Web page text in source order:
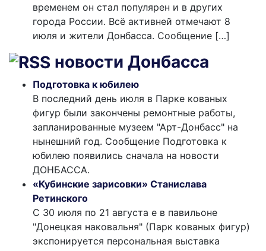
временем он стал популярен и в других
города России. Всё активней отмечают 8
июля и жители Донбасса. Сообщение […]
новости Донбасса
Подготовка к юбилею
В последний день июля в Парке кованых
фигур были закончены ремонтные работы,
запланированные музеем "Арт-Донбасс" на
нынешний год. Сообщение Подготовка к
юбилею появились сначала на новости
ДОНБАССА.
«Кубинские зарисовки» Станислава
Ретинского
С 30 июля по 21 августа е в павильоне
"Донецкая наковальня" (Парк кованых фигур)
экспонируется персональная выставка